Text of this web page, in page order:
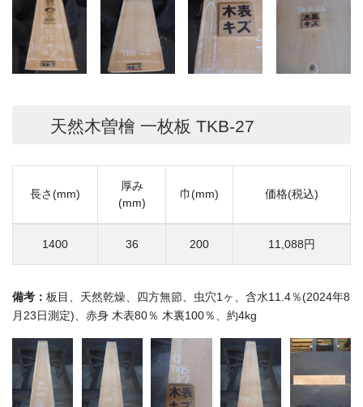
天然木曽檜 一枚板 TKB-27
長さ(mm)
厚み
(mm)
巾(mm) 価格(税込)
1400 36 200 11,088円
備考： 板目、天然乾燥、四方無節、虫穴1ヶ、含水11.4％(2024年8
月23日測定)、赤身 木表80％ 木裏100％、約4kg